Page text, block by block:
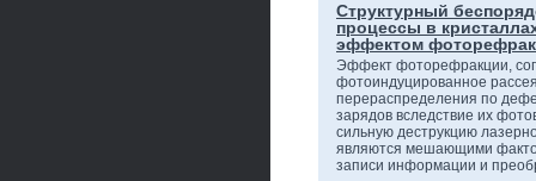
Структурный
процессы в
эффектом
Эффект фоторефракции,
фотоиндуцированное
перераспределения по
зарядов вследствие их
сильную деструкцию
являются мешающими
записи информации и